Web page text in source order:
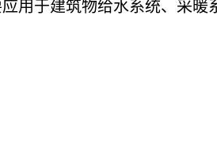
用于建筑物给水系统、采暖